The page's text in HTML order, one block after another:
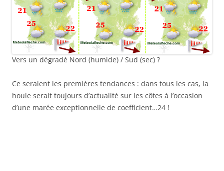
Vers un dégradé Nord (humide) / Sud (sec) ?
Ce seraient les premières tendances : dans tous les cas, la
houle serait toujours d’actualité sur les côtes à l’occasion
d’une marée exceptionnelle de coefficient…24 !